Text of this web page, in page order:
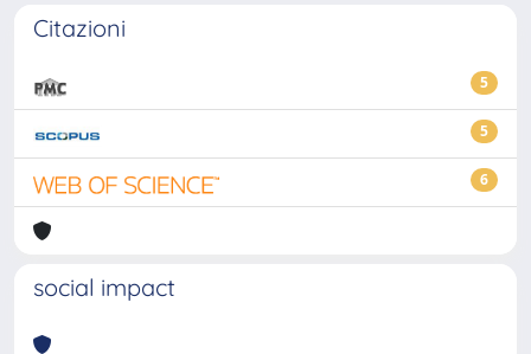
Citazioni
5
5
6
social impact